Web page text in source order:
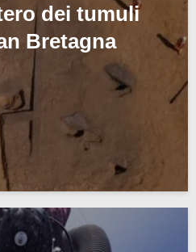
dei tumuli
Bretagna